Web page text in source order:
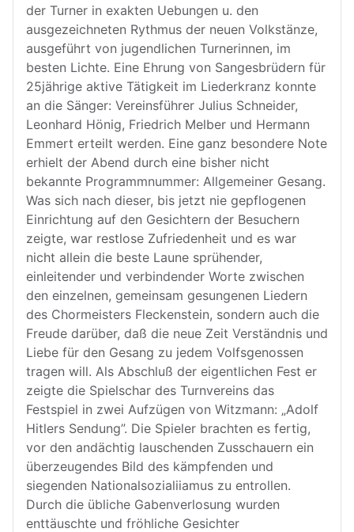
der Turner in exakten Uebungen u. den
ausgezeichneten Rythmus der neuen Volkstänze,
ausgeführt von jugendlichen Turnerinnen, im
besten Lichte. Eine Ehrung von Sangesbrüdern für
25jährige aktive Tätigkeit im Liederkranz konnte
an die Sänger: Vereinsführer Julius Schneider,
Leonhard Hönig, Friedrich Melber und Hermann
Emmert erteilt werden. Eine ganz besondere Note
erhielt der Abend durch eine bisher nicht
bekannte Programmnummer: Allgemeiner Gesang.
Was sich nach dieser, bis jetzt nie gepflogenen
Einrichtung auf den Gesichtern der Besuchern
zeigte, war restlose Zufriedenheit und es war
nicht allein die beste Laune sprühender,
einleitender und verbindender Worte zwischen
den einzelnen, gemeinsam gesungenen Liedern
des Chormeisters Fleckenstein, sondern auch die
Freude darüber, daß die neue Zeit Verständnis und
Liebe für den Gesang zu jedem Volfsgenossen
tragen will. Als Abschluß der eigentlichen Fest er
zeigte die Spielschar des Turnvereins das
Festspiel in zwei Aufzügen von Witzmann: „Adolf
Hitlers Sendung”. Die Spieler brachten es fertig,
vor den andächtig lauschenden Zusschauern ein
überzeugendes Bild des kämpfenden und
siegenden Nationalsozialiiamus zu entrollen.
Durch die übliche Gabenverlosung wurden
enttäuschte und fröhliche Gesichter